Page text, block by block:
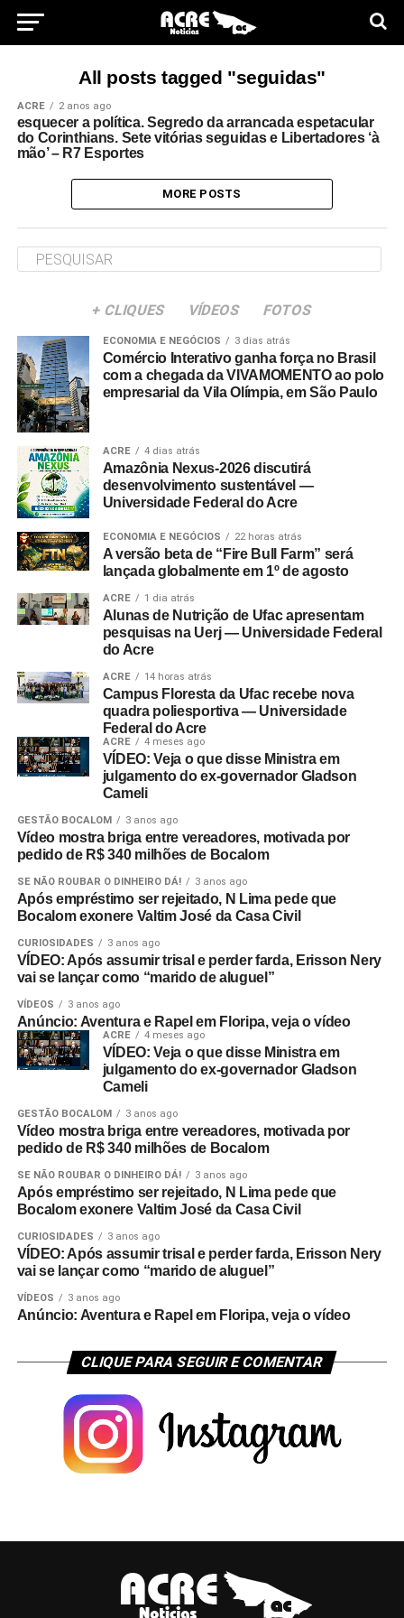
All posts tagged "seguidas"
ACRE 2 anos ago
esquecer a política. Segredo da arrancada espetacular
do Corinthians. Sete vitórias seguidas e Libertadores ‘à
mão’ – R7 Esportes
MORE POSTS
+ CLIQUES VÍDEOS FOTOS
ECONOMIA E NEGÓCIOS 3 dias atrás
Comércio Interativo ganha força no Brasil
com a chegada da VIVAMOMENTO ao polo
empresarial da Vila Olímpia, em São Paulo
ACRE 4 dias atrás
Amazônia Nexus-2026 discutirá
desenvolvimento sustentável —
Universidade Federal do Acre
ECONOMIA E NEGÓCIOS 22 horas atrás
A versão beta de “Fire Bull Farm” será
lançada globalmente em 1º de agosto
ACRE 1 dia atrás
Alunas de Nutrição de Ufac apresentam
pesquisas na Uerj — Universidade Federal
do Acre
ACRE 14 horas atrás
Campus Floresta da Ufac recebe nova
quadra poliesportiva — Universidade
Federal do Acre
ACRE 4 meses ago
VÍDEO: Veja o que disse Ministra em
julgamento do ex-governador Gladson
Cameli
GESTÃO BOCALOM 3 anos ago
Vídeo mostra briga entre vereadores, motivada por
pedido de R$ 340 milhões de Bocalom
SE NÃO ROUBAR O DINHEIRO DÁ! 3 anos ago
Após empréstimo ser rejeitado, N Lima pede que
Bocalom exonere Valtim José da Casa Civil
CURIOSIDADES 3 anos ago
VÍDEO: Após assumir trisal e perder farda, Erisson Nery
vai se lançar como “marido de aluguel”
VÍDEOS 3 anos ago
Anúncio: Aventura e Rapel em Floripa, veja o vídeo
ACRE 4 meses ago
VÍDEO: Veja o que disse Ministra em
julgamento do ex-governador Gladson
Cameli
GESTÃO BOCALOM 3 anos ago
Vídeo mostra briga entre vereadores, motivada por
pedido de R$ 340 milhões de Bocalom
SE NÃO ROUBAR O DINHEIRO DÁ! 3 anos ago
Após empréstimo ser rejeitado, N Lima pede que
Bocalom exonere Valtim José da Casa Civil
CURIOSIDADES 3 anos ago
VÍDEO: Após assumir trisal e perder farda, Erisson Nery
vai se lançar como “marido de aluguel”
VÍDEOS 3 anos ago
Anúncio: Aventura e Rapel em Floripa, veja o vídeo
CLIQUE PARA SEGUIR E COMENTAR